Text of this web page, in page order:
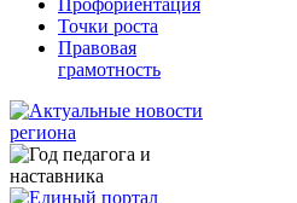
Точки роста
Правовая
грамотность